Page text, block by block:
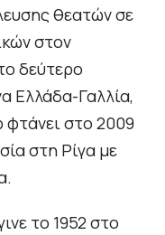
θεατών σε
στον
δεύτερο
Ελλάδα-Γαλλία,
φτάνει στο 2009
στη Ρίγα με
το 1952 στο